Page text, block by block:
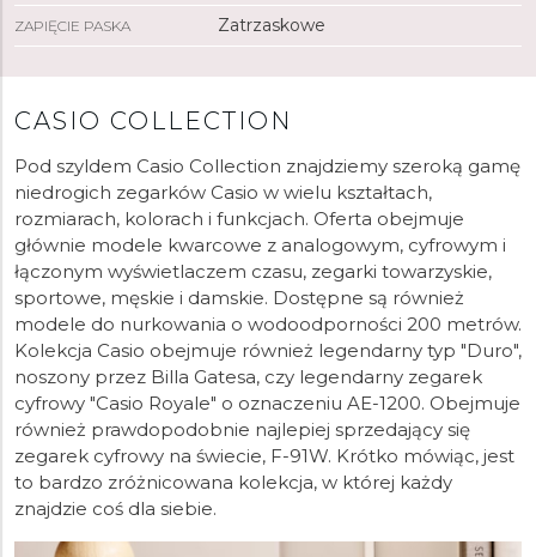
ZAPIĘCIE PASKA Zatrzaskowe
CASIO COLLECTION
Pod szyldem Casio Collection znajdziemy szeroką gamę
niedrogich zegarków Casio w wielu kształtach,
rozmiarach, kolorach i funkcjach. Oferta obejmuje
głównie modele kwarcowe z analogowym, cyfrowym i
łączonym wyświetlaczem czasu, zegarki towarzyskie,
sportowe, męskie i damskie. Dostępne są również
modele do nurkowania o wodoodporności 200 metrów.
Kolekcja Casio obejmuje również legendarny typ "Duro",
noszony przez Billa Gatesa, czy legendarny zegarek
cyfrowy "Casio Royale" o oznaczeniu AE-1200. Obejmuje
również prawdopodobnie najlepiej sprzedający się
zegarek cyfrowy na świecie, F-91W. Krótko mówiąc, jest
to bardzo zróżnicowana kolekcja, w której każdy
znajdzie coś dla siebie.